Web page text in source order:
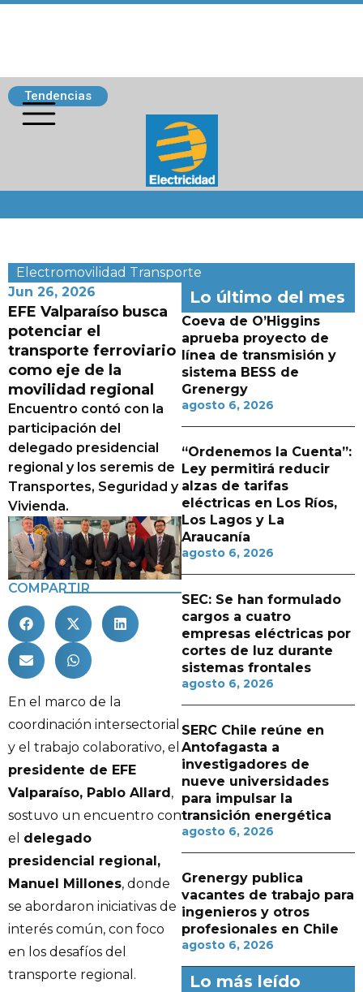
Tendencias
Electromovilidad Transporte
Jun 26, 2026
EFE Valparaíso busca
potenciar el
transporte ferroviario
como eje de la
movilidad regional
Encuentro contó con la
participación del
delegado presidencial
regional y los seremis de
Transportes, Seguridad y
Vivienda.
COMPARTIR
En el marco de la
coordinación intersectorial
y el trabajo colaborativo, el
presidente de EFE
Valparaíso, Pablo Allard,
sostuvo un encuentro con
el delegado
presidencial regional,
Manuel Millones, donde
se abordaron iniciativas de
interés común, con foco
en los desafíos del
transporte regional.
Lo último del mes
Coeva de O’Higgins
aprueba proyecto de
línea de transmisión y
sistema BESS de
Grenergy
agosto 6, 2026
“Ordenemos la Cuenta”:
Ley permitirá reducir
alzas de tarifas
eléctricas en Los Ríos,
Los Lagos y La
Araucanía
agosto 6, 2026
SEC: Se han formulado
cargos a cuatro
empresas eléctricas por
cortes de luz durante
sistemas frontales
agosto 6, 2026
SERC Chile reúne en
Antofagasta a
investigadores de
nueve universidades
para impulsar la
transición energética
agosto 6, 2026
Grenergy publica
vacantes de trabajo para
ingenieros y otros
profesionales en Chile
agosto 6, 2026
Lo más leído